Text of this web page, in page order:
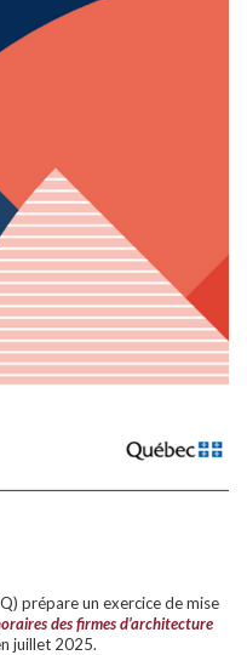
prépare un exercice de mise
des firmes d’architecture
juillet 2025.